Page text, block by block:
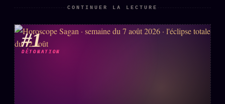
ÉDITORIAL ÉQUIPE + AUTEURS
À propos
CONTINUER LA LECTURE
#1
DÉTONATION